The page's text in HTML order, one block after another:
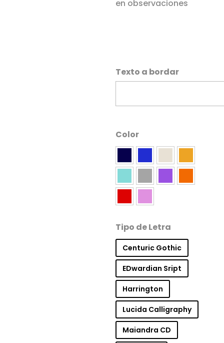
en observaciones
Texto a bordar
Color
Tipo de Letra
Centuric Gothic
EDwardian Sript
Harrington
Lucida Calligraphy
Maiandra CD